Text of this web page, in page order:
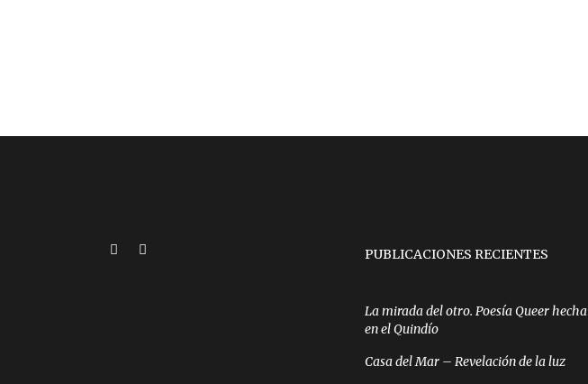
PUBLICACIONES RECIENTES
La mirada del otro. Poesía Queer hecha
en el Quindío
Casa del Mar – Revelación de la luz